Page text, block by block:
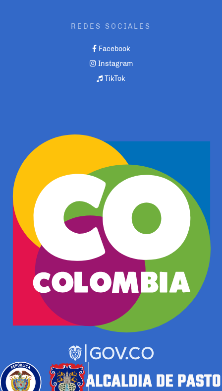
REDES SOCIALES
Facebook
Instagram
TikTok